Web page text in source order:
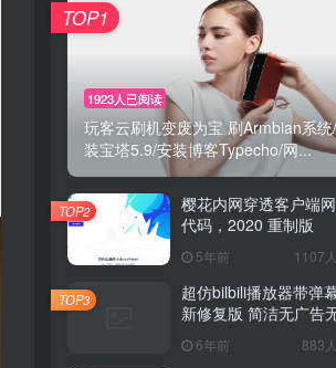
1923人已阅读
玩客云刷机变废为宝 刷Armbian系
装宝塔5.9/安装博客Typecho/网...
TOP1
樱花内网穿透客户端
代码，2020 重制版
5年前 1107
TOP2
超仿bilbili播放器带弹
新修复版 简洁无广告
6年前 883
TOP3
1923人已阅读
玩客云刷机变废为宝 刷Armbian系
装宝塔5.9/安装博客Typecho/网...
TOP1
樱花内网穿透客户端
代码，2020 重制版
5年前 1107
TOP2
超仿bilbili播放器带弹
新修复版 简洁无广告
6年前 883
TOP3